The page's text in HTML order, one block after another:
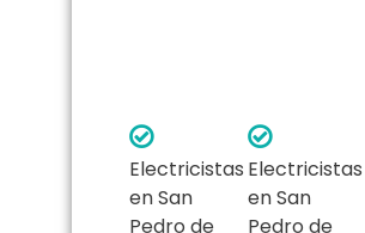
Electricistas
en San
Pedro de
Electricistas
en San
Pedro de